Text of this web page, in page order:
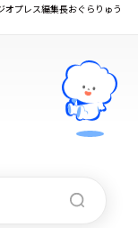
プレス編集長おぐらりゅう